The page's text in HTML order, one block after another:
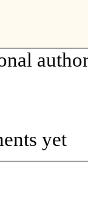
yet